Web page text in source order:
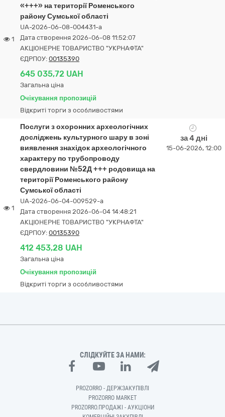
1
«+++» на території Роменського
району Сумської області
UA-2026-06-08-004431-a
Дата створення 2026-06-08 11:52:07
АКЦІОНЕРНЕ ТОВАРИСТВО "УКPНAФТА"
ЄДРПОУ: 00135390
645 035,72 UAH
Загальна ціна
Очікування пропозицій
Відкриті торги з особливостями
1
Послуги з охоронних археологічних
досліджень культурного шару в зоні
виявлення знахідок археологічного
характеру по трубопроводу
свердловини №52Д +++ родовища на
території Роменського району
Сумської області
UA-2026-06-04-009529-a
Дата створення 2026-06-04 14:48:21
АКЦІОНЕРНЕ ТОВАРИСТВО "УКPНAФТА"
ЄДРПОУ: 00135390
412 453,28 UAH
Загальна ціна
Очікування пропозицій
Відкриті торги з особливостями
за 4 дні
15-06-2026, 12:00
СЛІДКУЙТЕ ЗА НАМИ:
PROZORRO - ДЕРЖЗАКУПІВЛІ
PROZORRO MARKET
PROZORRO.ПРОДАЖІ - АУКЦІОНИ